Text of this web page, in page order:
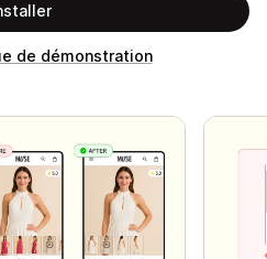
de démonstration